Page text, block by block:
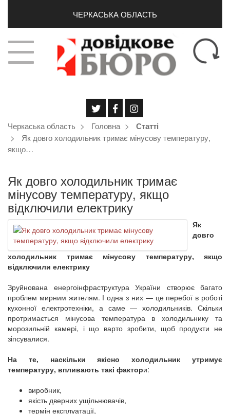
ЧЕРКАСЬКА ОБЛАСТЬ
Черкаська область Головна
Статті
Як довго холодильник тримає мінусову температуру,
якщо…
Як довго холодильник тримає
мінусову температуру, якщо
відключили електрику
Як
довго
холодильник тримає мінусову температуру, якщо
відключили електрику
Зруйнована енергоінфраструктура України створює багато
проблем мирним жителям. І одна з них — це перебої в роботі
кухонної електротехніки, а саме — холодильників. Скільки
протримається мінусова температура в холодильнику та
морозильній камері, і що варто зробити, щоб продукти не
зіпсувалися.
На те, наскільки якісно холодильник утримує
температуру, впливають такі фактори:
виробник,
якість дверних ущільнювачів,
термін експлуатації,